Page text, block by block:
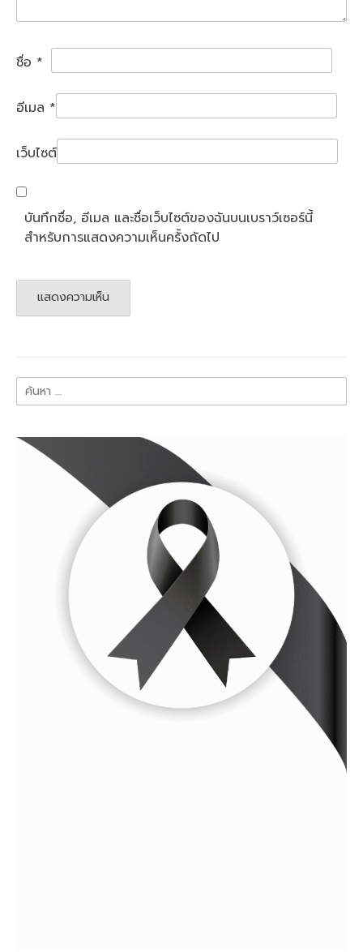
ชื่อ *
อีเมล *
เว็บไซต์
บันทึกชื่อ, อีเมล และชื่อเว็บไซต์ของฉันบนเบราว์เซอร์นี้
สำหรับการแสดงความเห็นครั้งถัดไป
ค้นหา
สำหรับ: